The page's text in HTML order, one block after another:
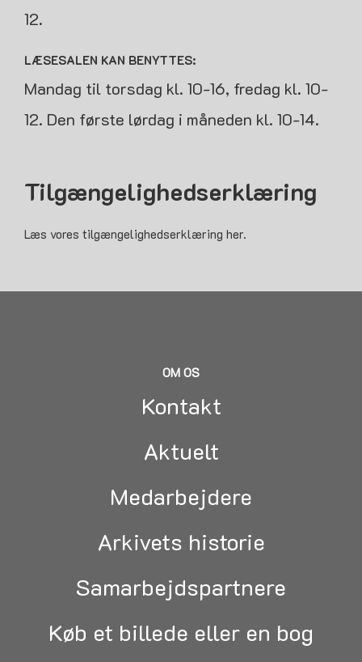
12.
LÆSESALEN KAN BENYTTES:
Mandag til torsdag kl. 10-16, fredag kl. 10-
12. Den første lørdag i måneden kl. 10-14.
Tilgængelighedserklæring
Læs vores tilgængelighedserklæring her.
OM OS
Kontakt
Aktuelt
Medarbejdere
Arkivets historie
Samarbejdspartnere
Køb et billede eller en bog